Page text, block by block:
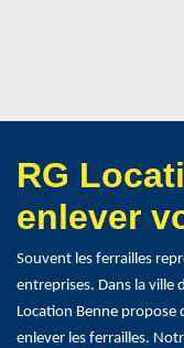
RG
enlever
Souvent les ferrailles
entreprises. Dans la
Location Benne propose
enlever les ferrailles.